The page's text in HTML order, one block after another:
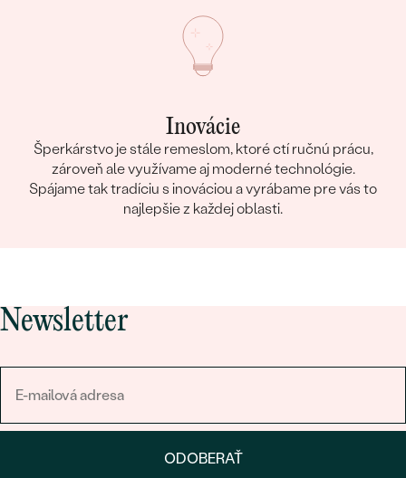
Inovácie
Šperkárstvo je stále remeslom, ktoré ctí ručnú prácu,
zároveň ale využívame aj moderné technológie.
Spájame tak tradíciu s inováciou a vyrábame pre vás to
najlepšie z každej oblasti.
Newsletter
ODOBERAŤ